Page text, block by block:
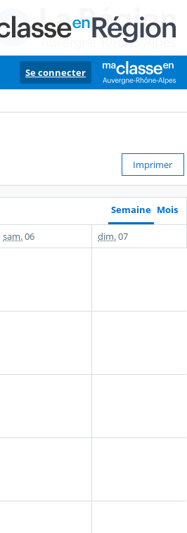
Se connecter
Imprimer
Semaine Mois
sam.06 dim.07